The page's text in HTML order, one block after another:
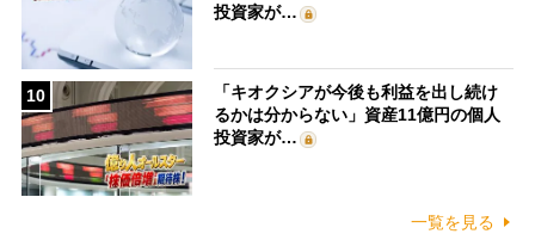
投資家が…
10
「キオクシアが今後も利益を出し続け
るかは分からない」資産11億円の個人
投資家が…
一覧を見る